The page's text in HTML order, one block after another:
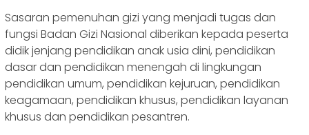
Sasaran pemenuhan gizi yang menjadi tugas dan
fungsi Badan Gizi Nasional diberikan kepada peserta
didik jenjang pendidikan anak usia dini, pendidikan
dasar dan pendidikan menengah di lingkungan
pendidikan umum, pendidikan kejuruan, pendidikan
keagamaan, pendidikan khusus, pendidikan layanan
khusus dan pendidikan pesantren.